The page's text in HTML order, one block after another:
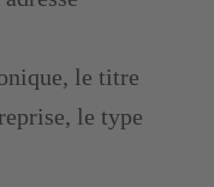
le titre
le type